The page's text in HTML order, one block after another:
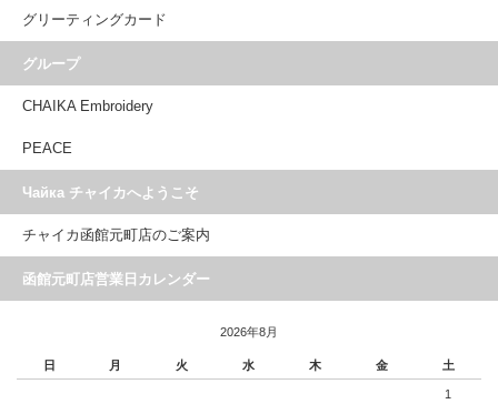
グリーティングカード
グループ
CHAIKA Embroidery
PEACE
Чайка チャイカへようこそ
チャイカ函館元町店のご案内
函館元町店営業日カレンダー
2026年8月
日 月 火 水 木 金 土
1